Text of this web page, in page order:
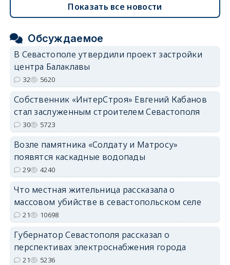
Показать все новости
Обсуждаемое
В Севастополе утвердили проект застройки
центра Балаклавы
32 5620
Собственник «ИнтерСтроя» Евгений Кабанов
стал заслуженным строителем Севастополя
30 5723
Возле памятника «Солдату и Матросу»
появятся каскадные водопады
29 4240
Что местная жительница рассказала о
массовом убийстве в севастопольском селе
21 10698
Губернатор Севастополя рассказал о
перспективах электроснабжения города
21 5236